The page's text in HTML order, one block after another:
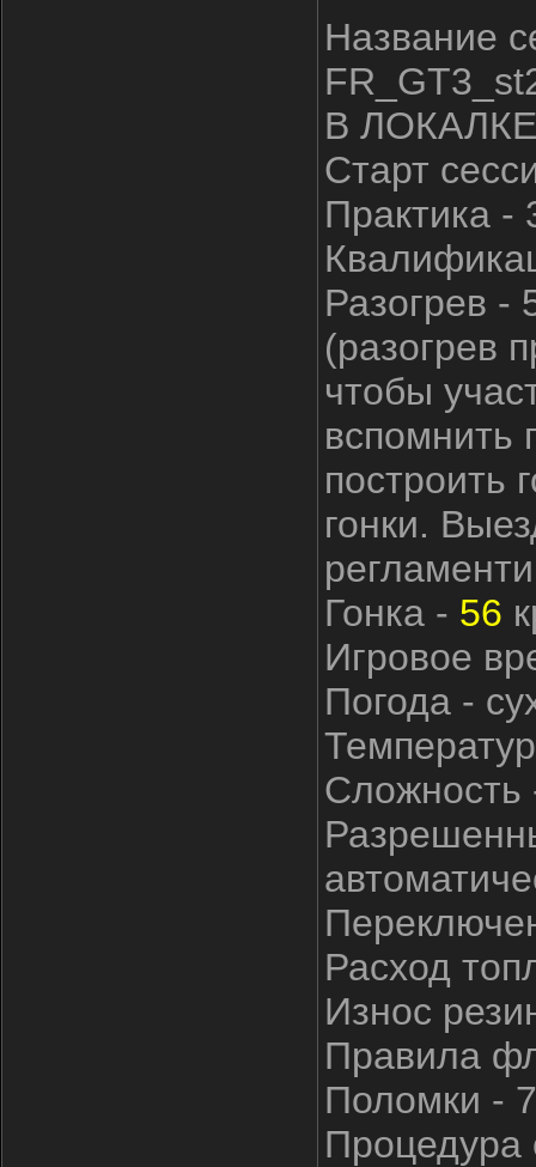
Название
В
Старт
Практика -
Разогрев -
(разогрев
чтобы
вспомнить
построить
гонки.
Гонка - 56
Игровое
Погода -
Сложность
Расход
Износ
Правила
Поломки -
Процедура